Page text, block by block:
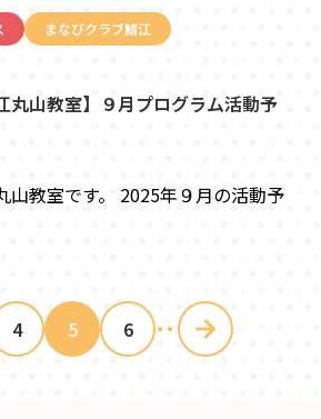
まなびクラブ鯖江
丸山教室】９月プログラム活動予
山教室です。 2025年９月の活動予
4 5 6 ・・・